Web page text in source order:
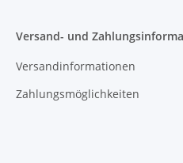
Versand- und
Versandinformationen
Zahlungsmöglichkeiten